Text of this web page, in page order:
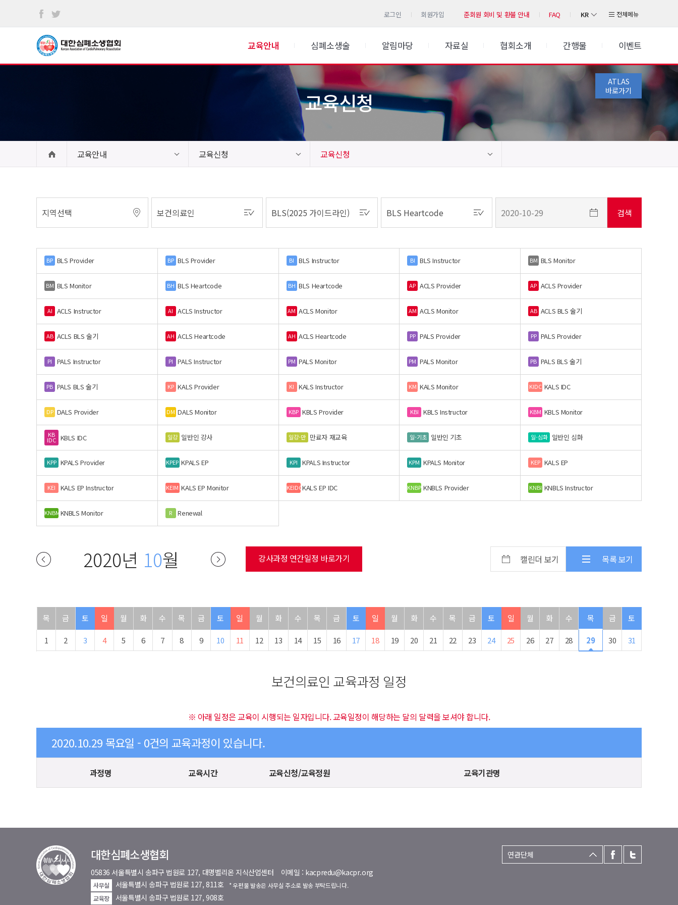
로그인 회원가입 준회원 회비 및 환불 안내 FAQ KR 전체메뉴
교육안내 심폐소생술 알림마당 자료실 협회소개 간행물 이벤트
ATLAS
바로가기
교육신청
교육안내 교육신청 교육신청
BP BLS Provider BP BLS Provider BI BLS Instructor BI BLS Instructor BM BLS Monitor
BM BLS Monitor BH BLS Heartcode BH BLS Heartcode AP ACLS Provider AP ACLS Provider
AI ACLS Instructor AI ACLS Instructor AM ACLS Monitor AM ACLS Monitor AB ACLS BLS 술기
AB ACLS BLS 술기 AH ACLS Heartcode AH ACLS Heartcode PP PALS Provider PP PALS Provider
PI PALS Instructor PI PALS Instructor PM PALS Monitor PM PALS Monitor PB PALS BLS 술기
PB PALS BLS 술기 KP KALS Provider KI KALS Instructor KM KALS Monitor KIDC KALS IDC
DP DALS Provider DM DALS Monitor KBP KBLS Provider KBI KBLS Instructor KBM KBLS Monitor
KB
IDC KBLS IDC 일강 일반인 강사 일강-만 만료자 재교육 일-기초 일반인 기초 일-심화 일반인 심화
KPP KPALS Provider KPEP KPALS EP KPI KPALS Instructor KPM KPALS Monitor KEP KALS EP
KEI KALS EP Instructor KEIM KALS EP Monitor KEIDCKALS EP IDC KNBP KNBLS Provider KNBI KNBLS Instructor
KNBM KNBLS Monitor R Renewal
2020년 10월 강사과정 연간일정 바로가기 캘린더 보기 목록 보기
목 금 토 일 월 화 수 목 금 토 일 월 화 수 목 금 토 일 월 화 수 목 금 토 일 월 화 수 목 금 토
1 2 3 4 5 6 7 8 9 10 11 12 13 14 15 16 17 18 19 20 21 22 23 24 25 26 27 28 29 30 31
보건의료인 교육과정 일정
※ 아래 일정은 교육이 시행되는 일자입니다. 교육일정이 해당하는 달의 달력을 보셔야 합니다.
2020.10.29 목요일 - 0건의 교육과정이 있습니다.
과정명 교육시간 교육신청/교육정원 교육기관명
대한심폐소생협회
05836 서울특별시 송파구 법원로 127, 대명벨리온 지식산업센터 이메일 : kacpredu@kacpr.org
사무실 서울특별시 송파구 법원로 127, 811호
* 우편물 발송은 사무실 주소로 발송 부탁드립니다.
교육장
서울특별시 송파구 법원로 127, 908호